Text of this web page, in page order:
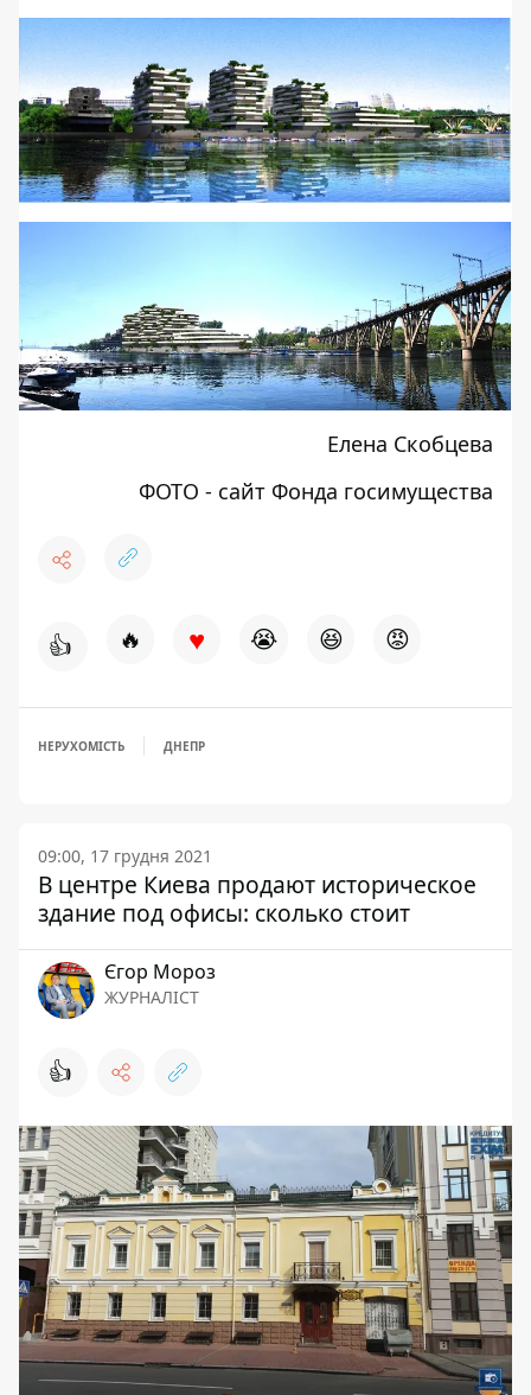
Елена Скобцева
ФОТО - сайт Фонда госимущества
👍 🔥 ♥ 😭 😆 😡
НЕРУХОМІСТЬ ДНЕПР
09:00, 17 грудня 2021
В центре Киева продают историческое
здание под офисы: сколько стоит
Єгор Мороз
ЖУРНАЛІСТ
👍